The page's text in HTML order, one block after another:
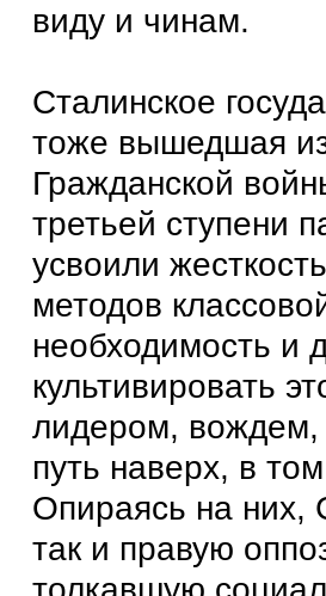
виду и чинам.
Сталинское
тоже вышедшая
Гражданской
третьей ступени
усвоили
методов
необходимость и
культивировать
лидером,
путь наверх, в
Опираясь на них,
так и правую